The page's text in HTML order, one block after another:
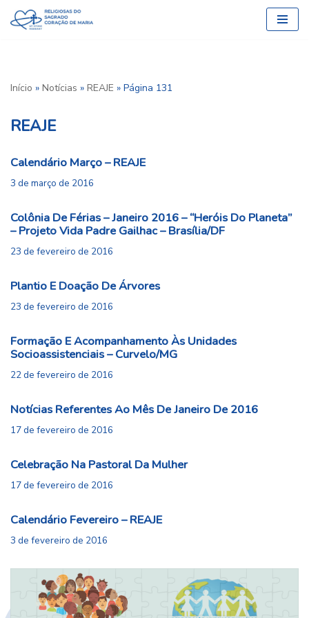
conteúdo
Início » Notícias » REAJE » Página 131
REAJE
Calendário Março – REAJE
3 de março de 2016
Colônia De Férias – Janeiro 2016 – “Heróis Do Planeta”
– Projeto Vida Padre Gailhac – Brasília/DF
23 de fevereiro de 2016
Plantio E Doação De Árvores
23 de fevereiro de 2016
Formação E Acompanhamento Às Unidades
Socioassistenciais – Curvelo/MG
22 de fevereiro de 2016
Notícias Referentes Ao Mês De Janeiro De 2016
17 de fevereiro de 2016
Celebração Na Pastoral Da Mulher
17 de fevereiro de 2016
Calendário Fevereiro – REAJE
3 de fevereiro de 2016